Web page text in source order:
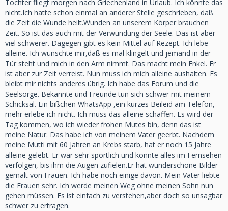
Tochter fliegt morgen nach Griechenland in Urlaub. Ich könnte das
nicht.Ich hatte schon einmal an anderer Stelle geschrieben, daß
die Zeit die Wunde heilt.Wunden an unserem Körper brauchen
Zeit. So ist das auch mit der Verwundung der Seele. Das ist aber
viel schwerer. Dagegen gibt es kein Mittel auf Rezept. Ich lebe
alleine. Ich wünschte mir,daß es mal klingelt und jemand in der
Tür steht und mich in den Arm nimmt. Das macht mein Enkel. Er
ist aber zur Zeit verreist. Nun muss ich mich alleine aushalten. Es
bleibt mir nichts anderes übrig. Ich habe das Forum und die
Seelsorge. Bekannte und Freunde tun sich schwer mit meinem
Schicksal. Ein bißchen WhatsApp ,ein kurzes Beileid am Telefon,
mehr erlebe ich nicht. Ich muss das alleine schaffen. Es wird der
Tag kommen, wo ich wieder frohen Mutes bin, denn das ist
meine Natur. Das habe ich von meinem Vater geerbt. Nachdem
meine Mutti mit 60 Jahren an Krebs starb, hat er noch 15 Jahre
alleine gelebt. Er war sehr sportlich und konnte alles im Fernsehen
verfolgen, bis ihm die Augen zufielen.Er hat wunderschöne Bilder
gemalt von Frauen. Ich habe noch einige davon. Mein Vater liebte
die Frauen sehr. Ich werde meinen Weg ohne meinen Sohn nun
gehen müssen. Es ist einfach zu verstehen,aber doch so unsagbar
schwer zu ertragen.